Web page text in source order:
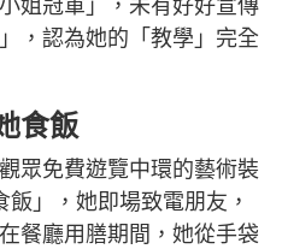
姐冠軍」，未有好好宣傳
，認為她的「教學」完全
食飯
眾免費遊覽中環的藝術裝
」，她即場致電朋友，
餐廳用膳期間，她從手袋